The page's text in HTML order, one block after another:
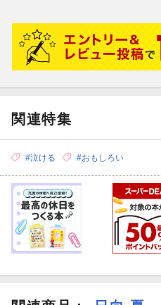
関連特集
#泣ける #おもしろい